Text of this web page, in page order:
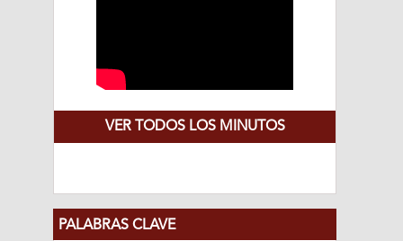
VER TODOS LOS MINUTOS
PALABRAS CLAVE